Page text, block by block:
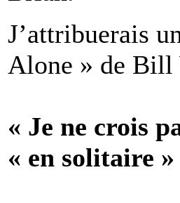
J’attribuerais
Alone » de Bill
« Je ne crois
« en solitaire »